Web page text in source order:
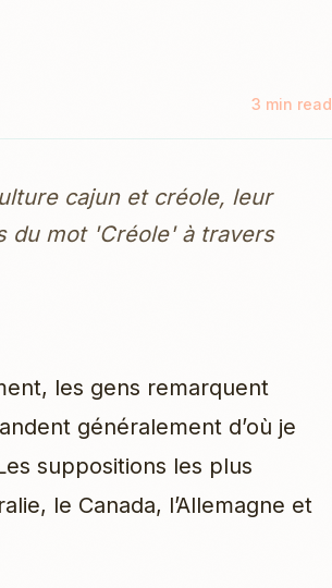
3 min read
cajun et créole, leur
du mot 'Créole' à travers
les gens remarquent
généralement d’où je
suppositions les plus
le Canada, l’Allemagne et